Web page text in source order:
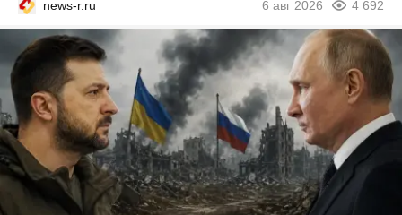
news-r.ru 6 авг 2026 4 692